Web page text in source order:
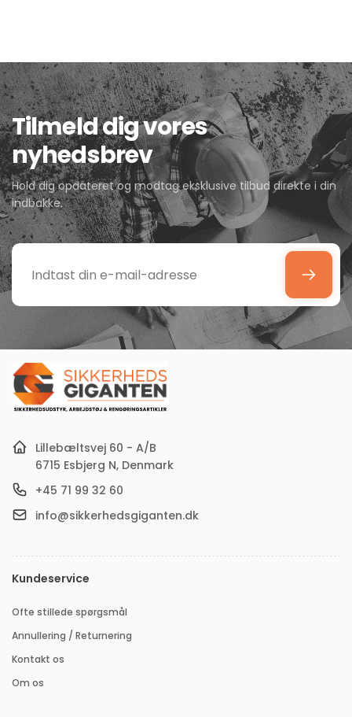
Tilmeld dig vores
nyhedsbrev
Hold dig opdateret og modtag eksklusive tilbud direkte i din
indbakke.
Indtast
e-
mail-
adresse
Lillebæltsvej 60 - A/B
6715 Esbjerg N, Denmark
+45 71 99 32 60
info@sikkerhedsgiganten.dk
Kundeservice
Ofte stillede spørgsmål
Annullering / Returnering
Kontakt os
Om os